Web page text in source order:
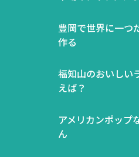
豊岡で世界に一つ
作る
福知山のおいしい
えば？
アメリカンポップ
ん